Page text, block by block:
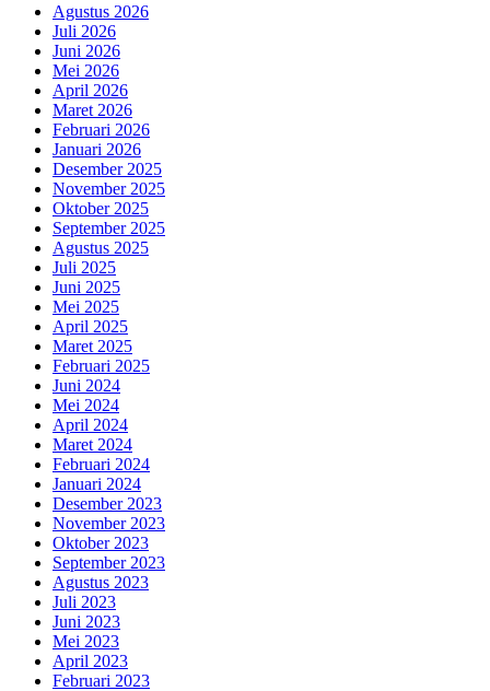
Agustus 2026
Juli 2026
Juni 2026
Mei 2026
April 2026
Maret 2026
Februari 2026
Januari 2026
Desember 2025
November 2025
Oktober 2025
September 2025
Agustus 2025
Juli 2025
Juni 2025
Mei 2025
April 2025
Maret 2025
Februari 2025
Juni 2024
Mei 2024
April 2024
Maret 2024
Februari 2024
Januari 2024
Desember 2023
November 2023
Oktober 2023
September 2023
Agustus 2023
Juli 2023
Juni 2023
Mei 2023
April 2023
Februari 2023